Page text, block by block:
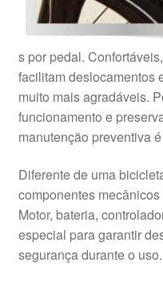
s por pedal.
facilitam deslocamentos
muito mais agradáveis.
funcionamento e
manutenção preventiva
Diferente de uma
componentes
Motor, bateria,
especial para garantir
segurança durante o uso.